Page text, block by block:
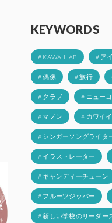
KEYWORDS
# KAWAIILAB # ア
# 偶像 # 旅行
# クラブ # ニュー
# マノン # カワイイ
# シンガーソングライタ
# イラストレーター
# キャンディーチューン
# フルーツジッパー
# 新しい学校のリーダー